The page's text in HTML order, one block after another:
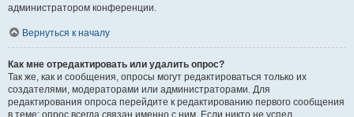
администратором конференции.
Вернуться к началу
Как мне отредактировать или удалить опрос?
Так же, как и сообщения, опросы могут редактироваться только их
создателями, модераторами или администраторами. Для
редактирования опроса перейдите к редактированию первого сообщения
в теме; опрос всегда связан именно с ним. Если никто не успел